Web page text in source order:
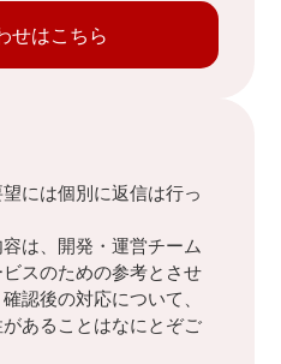
せはこちら
には個別に返信は行っ
は、開発・運営チーム
スのための参考とさせ
認後の対応について、
あることはなにとぞご